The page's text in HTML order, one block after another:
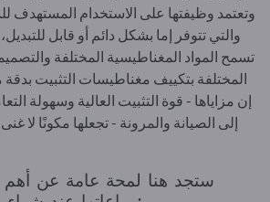
وتعتمد وظيفتها على الاستخدام المستهدف
والتي تتوفر إما بشكل دائم أو قابل
تسمح المواد المغناطيسية المختلفة
المختلفة بتكييف مغناطيسات التثبيت بدقة
إن مزاياها - قوة التثبيت العالية وسهولة
إلى الصيانة والمرونة - تجعلها مكونًا لا
ستجد هنا لمحة عامة عن أهم